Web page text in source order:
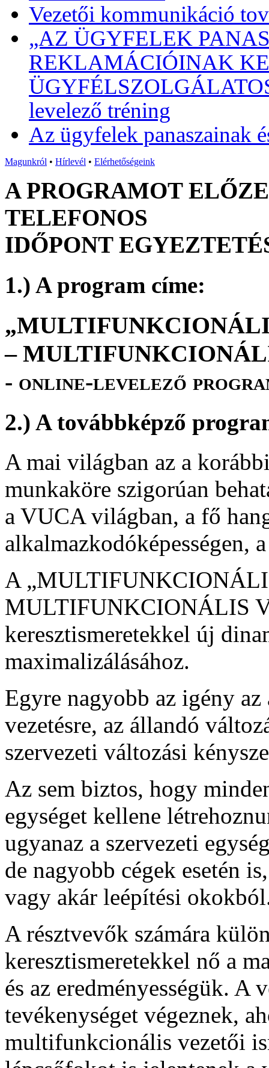
Vezetői kommunikáció
„AZ ÜGYFELEK
REKLAMÁCIÓINAK
levelező tréning
Az ügyfelek panaszainak
Magunkról • Hírlevél • Elérhetőségeink
A PROGRAMOT
TELEFONOS
IDŐPONT
1.) A program címe:
–
- online-levelező
2.) A továbbképző
A mai világban az a
munkaköre szigorúan
a VUCA világban, a fő
alkalmazkodóképességen,
A
MULTIFUNKCIONÁLIS
keresztismeretekkel új
maximalizálásához.
Egyre nagyobb az igény
vezetésre, az állandó
szervezeti változási
Az sem biztos, hogy
egységet kellene
ugyanaz a szervezeti
de nagyobb cégek esetén
vagy akár leépítési
A résztvevők számára
keresztismeretekkel nő a
és az eredményességük.
tevékenységet végeznek,
multifunkcionális vezetői